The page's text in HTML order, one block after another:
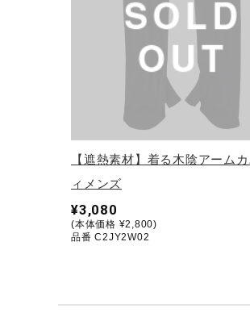
【遮熱素材】着る木陰アーム
ィメンズ
¥3,080
(本体価格 ¥2,800)
品番 C2JY2W02